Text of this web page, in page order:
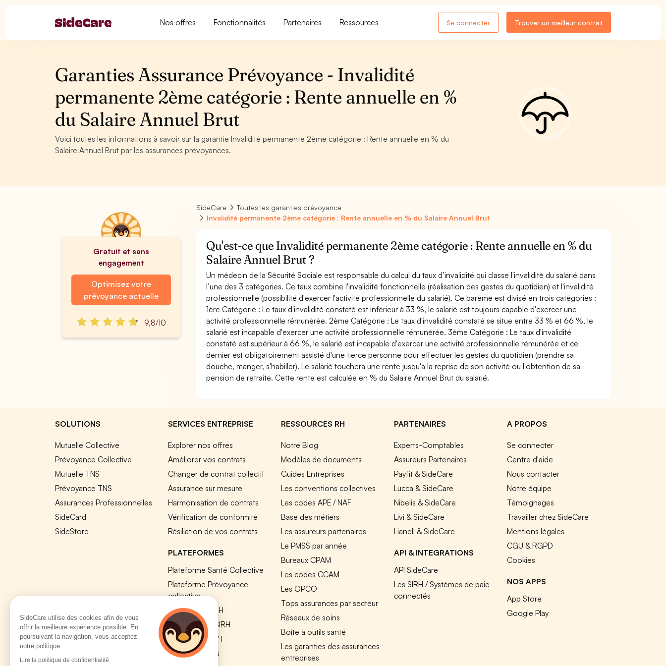
Nos offres Fonctionnalités Partenaires Ressources Se connecter Trouver un meilleur contrat
Garanties Assurance Prévoyance - Invalidité
permanente 2ème catégorie : Rente annuelle en %
du Salaire Annuel Brut
Voici toutes les informations à savoir sur la garantie Invalidité permanente 2ème catégorie : Rente annuelle en % du
Salaire Annuel Brut par les assurances prévoyances.
Gratuit et sans
engagement
Optimisez votre
prévoyance actuelle
9,8/10
SideCare
Toutes les garanties prévoyance
Invalidité permanente 2ème catégorie : Rente annuelle en % du Salaire Annuel Brut
Qu'est-ce que Invalidité permanente 2ème catégorie : Rente annuelle en % du
Salaire Annuel Brut ?
Un médecin de la Sécurité Sociale est responsable du calcul du taux d’invalidité qui classe l'invalidité du salarié dans
l’une des 3 catégories. Ce taux combine l'invalidité fonctionnelle (réalisation des gestes du quotidien) et l'invalidité
professionnelle (possibilité d'exercer l'activité professionnelle du salarié). Ce barème est divisé en trois catégories :
1ère Catégorie : Le taux d'invalidité constaté est inférieur à 33 %, le salarié est toujours capable d'exercer une
activité professionnelle rémunérée. 2ème Catégorie : Le taux d'invalidité constaté se situe entre 33 % et 66 %, le
salarié est incapable d'exercer une activité professionnelle rémunérée. 3ème Catégorie : Le taux d'invalidité
constaté est supérieur à 66 %, le salarié est incapable d'exercer une activité professionnelle rémunérée et ce
dernier est obligatoirement assisté d'une tierce personne pour effectuer les gestes du quotidien (prendre sa
douche, manger, s'habiller). Le salarié touchera une rente jusqu'à la reprise de son activité ou l'obtention de sa
pension de retraite. Cette rente est calculée en % du Salaire Annuel Brut du salarié.
SOLUTIONS
Mutuelle Collective
Prévoyance Collective
Mutuelle TNS
Prévoyance TNS
Assurances Professionnelles
SideCard
SideStore
SERVICES ENTREPRISE
Explorer nos offres
Améliorer vos contrats
Changer de contrat collectif
Assurance sur mesure
Harmonisation de contrats
Vérification de conformité
Résiliation de vos contrats
PLATEFORMES
Plateforme Santé Collective
Plateforme Prévoyance
collective
Plateforme SIRH
Nos modules SIRH
Plateforme QVT
Tous nos outils
RESSOURCES RH
Notre Blog
Modèles de documents
Guides Entreprises
Les conventions collectives
Les codes APE / NAF
Base des métiers
Les assureurs partenaires
Le PMSS par année
Bureaux CPAM
Les codes CCAM
Les OPCO
Tops assurances par secteur
Réseaux de soins
Boîte à outils santé
Les garanties des assurances
entreprises
PARTENAIRES
Experts-Comptables
Assureurs Partenaires
Payfit & SideCare
Lucca & SideCare
Nibelis & SideCare
Livi & SideCare
Lianeli & SideCare
API & INTEGRATIONS
API SideCare
Les SIRH / Systèmes de paie
connectés
A PROPOS
Se connecter
Centre d'aide
Nous contacter
Notre équipe
Témoignages
Travailler chez SideCare
Mentions légales
CGU & RGPD
Cookies
NOS APPS
App Store
Google Play
SideCare utilise des cookies afin de vous
offrir la meilleure expérience possible. En
poursuivant la navigation, vous acceptez
notre politique.
Lire la politique de confidentialité